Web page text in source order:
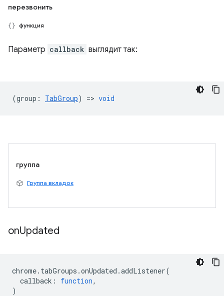
перезвонить
функция
Параметр callback выглядит так:
(group : TabGroup) => void
группа
Группа вкладок
onUpdated
chrome. tabGroups .onUpdated .addListener(
callback : function,
)